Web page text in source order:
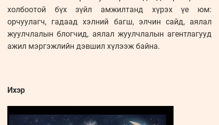
холбоотой бүх зүйл амжилтанд хүрэх үе юм:
орчуулагч, гадаад хэлний багш, элчин сайд, аялал
жуулчлалын блогчид, аялал жуулчлалын агентлагууд
ажил мэргэжлийн дэвшил хүлээж байна.
Ихэр